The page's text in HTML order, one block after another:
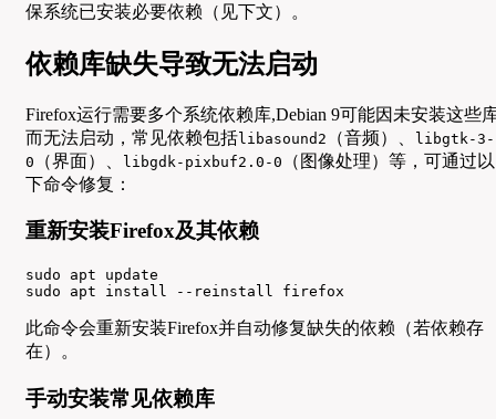
保系统已安装必要依赖（见下文）。
依赖库缺失导致无法启动
Firefox运行需要多个系统依赖库,Debian 9可能因未安装这些
而无法启动，常见依赖包括libasound2 （音频）、
libgtk-3-
0
（界面）、 libgdk-pixbuf2.0-0
（图像处理）等，可通过以
下命令修复：
重新安装Firefox及其依赖
sudo apt update
sudo apt install --reinstall firefox
此命令会重新安装Firefox并自动修复缺失的依赖（若依赖存
在）。
手动安装常见依赖库